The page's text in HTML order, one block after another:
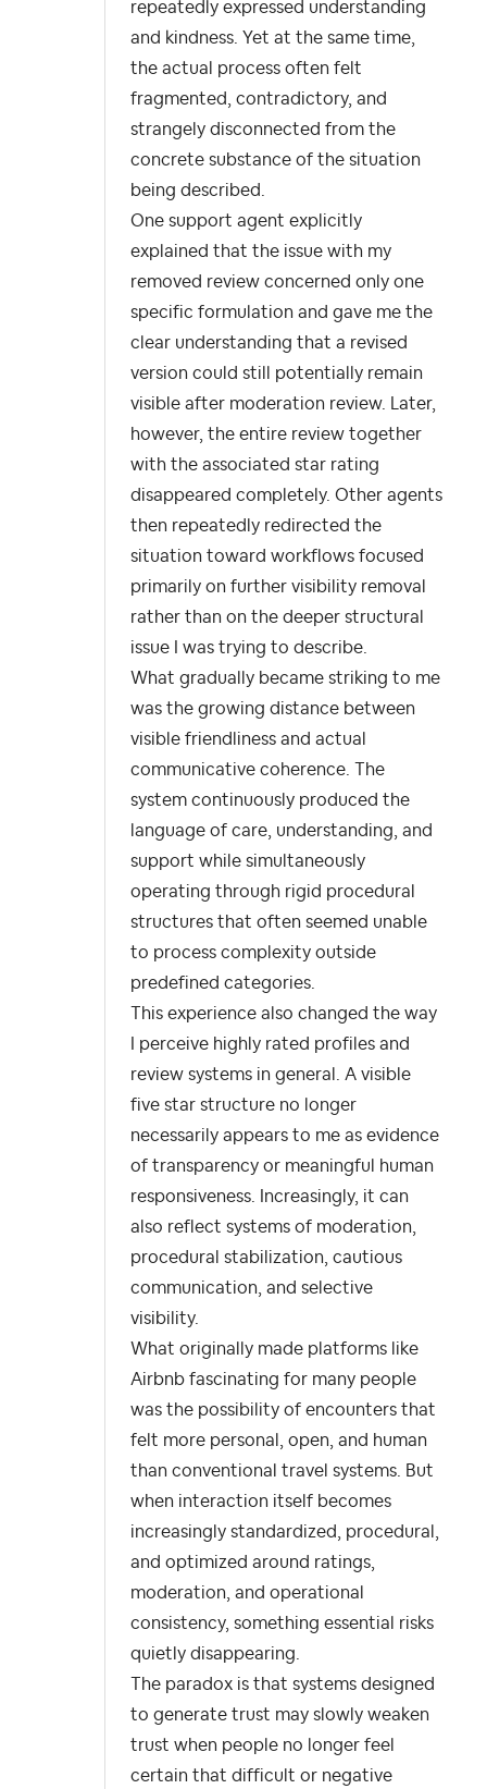
repeatedly expressed understanding
and kindness. Yet at the same time,
the actual process often felt
fragmented, contradictory, and
strangely disconnected from the
concrete substance of the situation
being described.
One support agent explicitly
explained that the issue with my
removed review concerned only one
specific formulation and gave me the
clear understanding that a revised
version could still potentially remain
visible after moderation review. Later,
however, the entire review together
with the associated star rating
disappeared completely. Other agents
then repeatedly redirected the
situation toward workflows focused
primarily on further visibility removal
rather than on the deeper structural
issue I was trying to describe.
What gradually became striking to me
was the growing distance between
visible friendliness and actual
communicative coherence. The
system continuously produced the
language of care, understanding, and
support while simultaneously
operating through rigid procedural
structures that often seemed unable
to process complexity outside
predefined categories.
This experience also changed the way
I perceive highly rated profiles and
review systems in general. A visible
five star structure no longer
necessarily appears to me as evidence
of transparency or meaningful human
responsiveness. Increasingly, it can
also reflect systems of moderation,
procedural stabilization, cautious
communication, and selective
visibility.
What originally made platforms like
Airbnb fascinating for many people
was the possibility of encounters that
felt more personal, open, and human
than conventional travel systems. But
when interaction itself becomes
increasingly standardized, procedural,
and optimized around ratings,
moderation, and operational
consistency, something essential risks
quietly disappearing.
The paradox is that systems designed
to generate trust may slowly weaken
trust when people no longer feel
certain that difficult or negative